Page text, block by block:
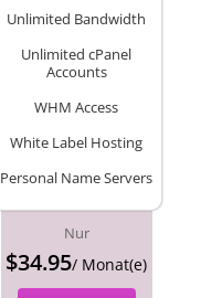
Unlimited Bandwidth
Unlimited cPanel
Accounts
WHM Access
White Label Hosting
Personal Name Servers
Nur
$34.95/ Monat(e)